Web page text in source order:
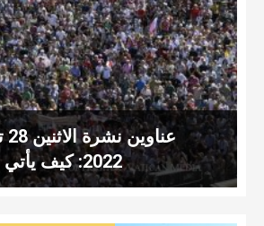
2022: كيف يأتي الرّبّ يسوع؟